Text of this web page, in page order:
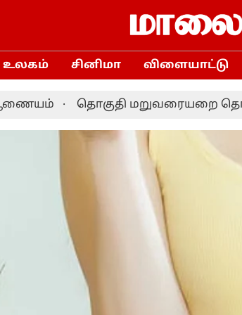
உலகம் சினிமா விளையாட்டு
தொகுதி மறுவரையறை தொடர்பான